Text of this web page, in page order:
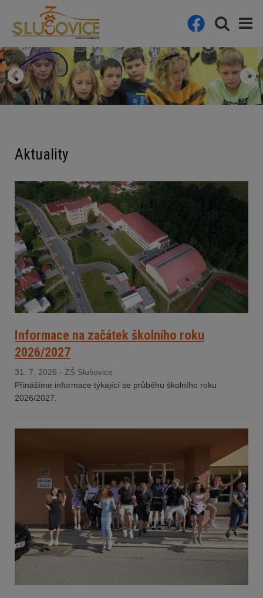
Aktuality
Informace na začátek školního roku
2026/2027
31. 7. 2026 - ZŠ Slušovice
Přinášíme informace týkající se průběhu školního roku
2026/2027.